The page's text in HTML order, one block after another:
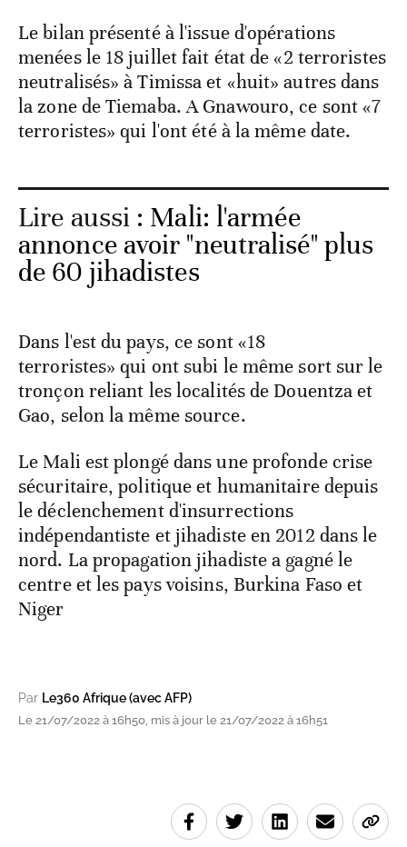
Le bilan présenté à l'issue d'opérations
menées le 18 juillet fait état de «2 terroristes
neutralisés» à Timissa et «huit» autres dans
la zone de Tiemaba. A Gnawouro, ce sont «7
terroristes» qui l'ont été à la même date.
Lire aussi : Mali: l'armée
annonce avoir "neutralisé" plus
de 60 jihadistes
Dans l'est du pays, ce sont «18
terroristes» qui ont subi le même sort sur le
tronçon reliant les localités de Douentza et
Gao, selon la même source.
Le Mali est plongé dans une profonde crise
sécuritaire, politique et humanitaire depuis
le déclenchement d'insurrections
indépendantiste et jihadiste en 2012 dans le
nord. La propagation jihadiste a gagné le
centre et les pays voisins, Burkina Faso et
Niger
Par Le360 Afrique (avec AFP)
Le 21/07/2022 à 16h50, mis à jour le 21/07/2022 à 16h51